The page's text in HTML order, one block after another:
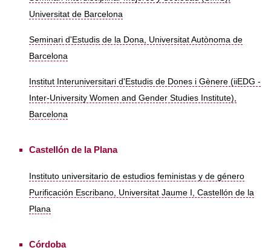
Universitat de Barcelona
Seminari d'Estudis de la Dona, Universitat Autònoma de
Barcelona
Institut Interuniversitari d'Estudis de Dones i Gènere (iiEDG -
Inter-University Women and Gender Studies Institute),
Barcelona
Castellón de la Plana
Instituto universitario de estudios feministas y de género
Purificación Escribano, Universitat Jaume I, Castellón de la
Plana
Córdoba